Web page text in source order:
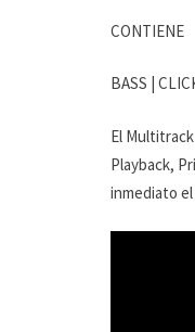
CONTIENE
BASS |
El
Playback,
inmediato